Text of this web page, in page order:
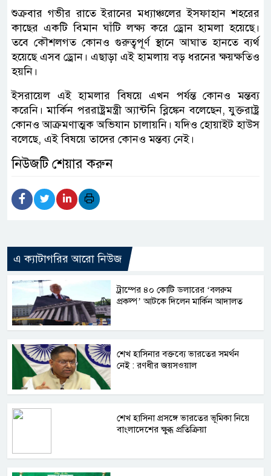
শুক্রবার গভীর রাতে ইরানের মধ্যাঞ্চলের ইসফাহান শহরের
কাছের একটি বিমান ঘাঁটি লক্ষ্য করে ড্রোন হামলা হয়েছে।
তবে কৌশলগত কোনও গুরুত্বপূর্ণ স্থানে আঘাত হানতে ব্যর্থ
হয়েছে এসব ড্রোন। এছাড়া এই হামলায় বড় ধরনের ক্ষয়ক্ষতিও
হয়নি।
ইসরায়েল এই হামলার বিষয়ে এখন পর্যন্ত কোনও মন্তব্য
করেনি। মার্কিন পররাষ্ট্রমন্ত্রী অ্যান্টনি ব্লিঙ্কেন বলেছেন, যুক্তরাষ্ট্র
কোনও আক্রমণাত্মক অভিযান চালায়নি। যদিও হোয়াইট হাউস
বলেছে, এই বিষয়ে তাদের কোনও মন্তব্য নেই।
নিউজটি শেয়ার করুন
এ ক্যাটাগরির আরো নিউজ
ট্রাম্পের ৪০ কোটি ডলারের ‘বলরুম
প্রকল্প’ আটকে দিলেন মার্কিন আদালত
শেখ হাসিনার বক্তব্যে ভারতের সমর্থন
নেই : রণধীর জয়সওয়াল
শেখ হাসিনা প্রসঙ্গে ভারতের ভূমিকা নিয়ে
বাংলাদেশের ক্ষুব্ধ প্রতিক্রিয়া